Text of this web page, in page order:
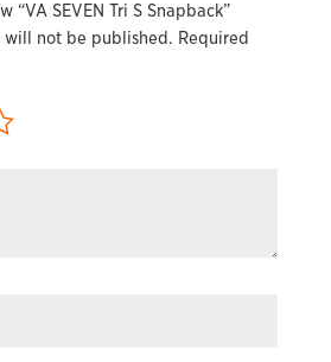
“VA SEVEN Tri S Snapback”
will not be published. Required